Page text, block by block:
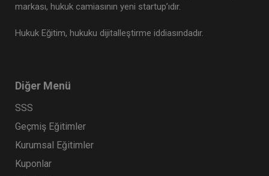
markası, hukuk camiasının yeni startup’ıdır.
Hukuk Eğitim, hukuku dijitalleştirme iddiasındadır.
Diğer Menü
SSS
Geçmiş Eğitimler
Kurumsal Eğitimler
Kuponlar